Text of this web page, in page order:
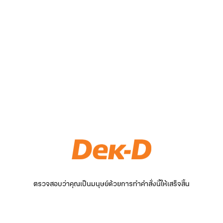
ตรวจสอบว่าคุณเป็นมนุษย์ด้วยการทำคำสั่งนี้ให้เสร็จสิ้น